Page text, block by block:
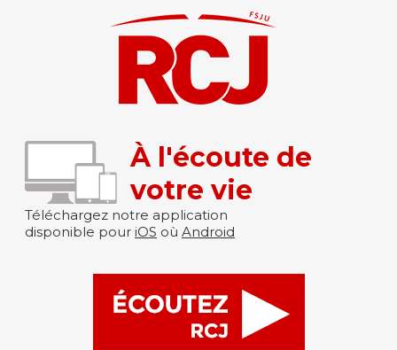
À l'écoute de
votre vie
Téléchargez notre application
disponible pour iOS où Android